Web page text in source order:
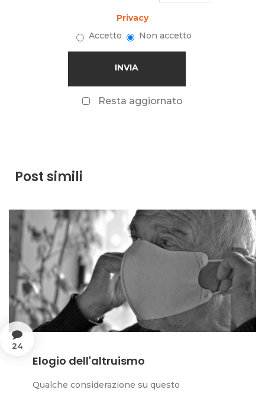
Privacy
Accetto
Non accetto
Resta aggiornato
Post simili
24
Elogio dell'altruismo
Qualche considerazione su questo